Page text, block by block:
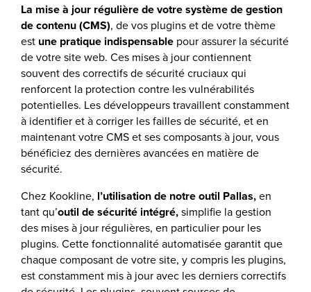
La mise à jour régulière de votre système de gestion
de contenu (CMS), de vos plugins et de votre thème
est une pratique indispensable pour assurer la sécurité
de votre site web. Ces mises à jour contiennent
souvent des correctifs de sécurité cruciaux qui
renforcent la protection contre les vulnérabilités
potentielles. Les développeurs travaillent constamment
à identifier et à corriger les failles de sécurité, et en
maintenant votre CMS et ses composants à jour, vous
bénéficiez des dernières avancées en matière de
sécurité.
Chez Kookline, l’utilisation de notre outil Pallas,en
tant qu’outil de sécurité intégré,simplifie la gestion
des mises à jour régulières, en particulier pour les
plugins. Cette fonctionnalité automatisée garantit que
chaque composant de votre site, y compris les plugins,
est constamment mis à jour avec les derniers correctifs